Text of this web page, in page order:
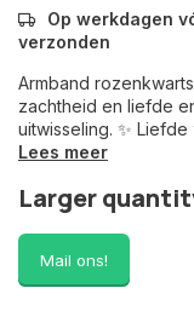
Op werkdagen
verzonden
Armband
zachtheid en liefde
uitwisseling. ✨
Lees meer
Larger
Mail ons!